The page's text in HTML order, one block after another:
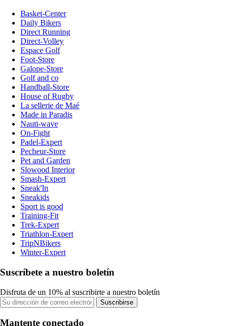
Basket-Center
Daily Bikers
Direct Running
Direct-Volley
Espace Golf
Foot-Store
Galope-Store
Golf and co
Handball-Store
House of Rugby
La sellerie de Maé
Made in Paradis
Nauti-wave
On-Fight
Padel-Expert
Pecheur-Store
Pet and Garden
Slowood Interior
Smash-Expert
Sneak'In
Sneakids
Sport is good
Training-Fit
Trek-Expert
Triathlon-Expert
TripNBikers
Winter-Expert
Suscríbete a nuestro boletín
Disfruta de un 10% al suscribirte a nuestro boletín
Suscribirse
Mantente conectado